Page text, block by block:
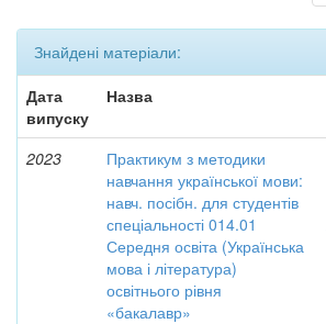
Знайдені матеріали:
Дата
випуску
Назва
2023
Практикум з методики
навчання української мови:
навч. посібн. для студентів
спеціальності 014.01
Середня освіта (Українська
мова і література)
освітнього рівня
«бакалавр»